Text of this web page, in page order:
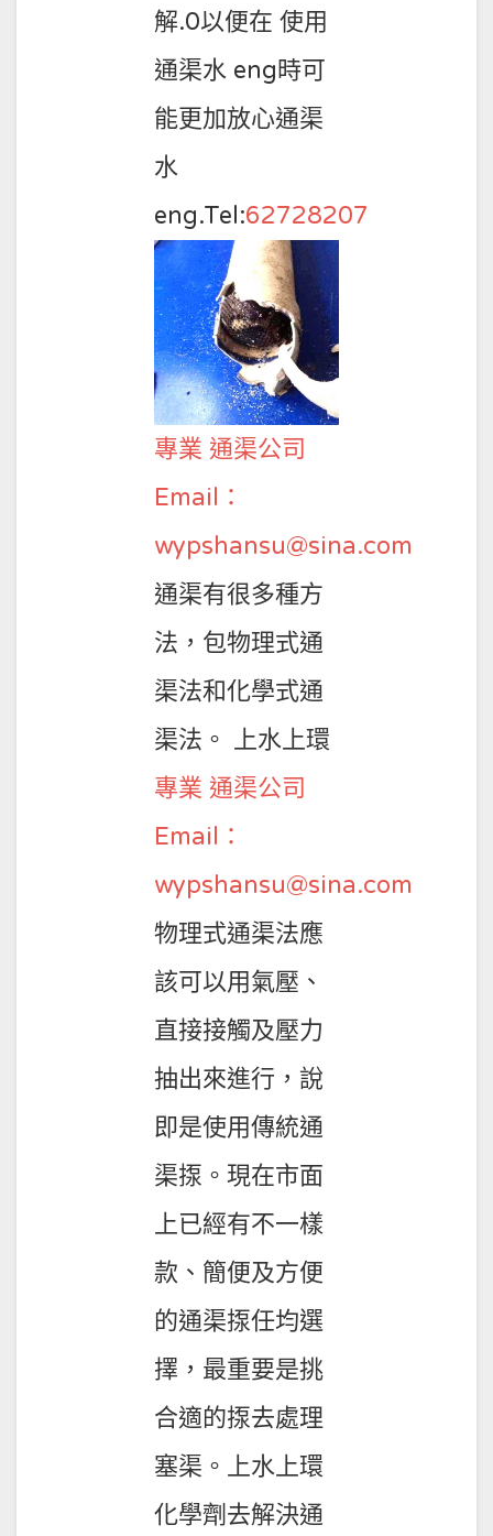
解.0以便在 使用
通渠水 eng時可
能更加放心通渠
水
eng.Tel:62728207
專業 通渠公司
Email：
wypshansu@sina.com
通渠有很多種方
法，包物理式通
渠法和化學式通
渠法。 上水上環
專業 通渠公司
Email：
wypshansu@sina.com
物理式通渠法應
該可以用氣壓、
直接接觸及壓力
抽出來進行，說
即是使用傳統通
渠揼。現在市面
上已經有不一樣
款、簡便及方便
的通渠揼任均選
擇，最重要是挑
合適的揼去處理
塞渠。上水上環
化學劑去解決通